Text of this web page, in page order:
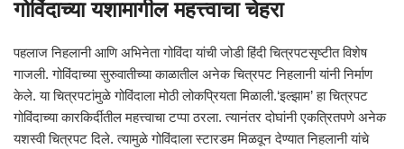
गोविंदाच्या यशामागील महत्त्वाचा चेहरा
पहलाज निहलानी आणि अभिनेता गोविंदा यांची जोडी हिंदी चित्रपटसृष्टीत विशेष
गाजली. गोविंदाच्या सुरुवातीच्या काळातील अनेक चित्रपट निहलानी यांनी निर्माण
केले. या चित्रपटांमुळे गोविंदाला मोठी लोकप्रियता मिळाली.‘इल्झाम’ हा चित्रपट
गोविंदाच्या कारकिर्दीतील महत्त्वाचा टप्पा ठरला. त्यानंतर दोघांनी एकत्रितपणे अनेक
यशस्वी चित्रपट दिले. त्यामुळे गोविंदाला स्टारडम मिळवून देण्यात निहलानी यांचे